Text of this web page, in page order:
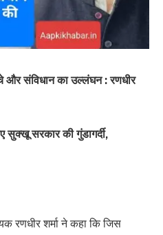
और संविधान का उल्लंघन : रणधीर
सुक्खू सरकार की गुंडागर्दी,
रणधीर शर्मा ने कहा कि जिस